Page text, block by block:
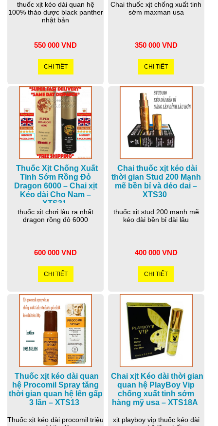
thuốc xịt kéo dài quan hệ
100% thảo dược black panther
nhật bản
550 000 VND
CHI TIẾT
Chai thuốc xịt chống xuất tinh
sớm maxman usa
350 000 VND
CHI TIẾT
Thuốc Xịt Chống Xuất
Tinh Sớm Rồng Đỏ
Dragon 6000 – Chai xịt
Kéo dài Cho Nam –
XTS31
thuốc xịt chơi lâu ra nhất
dragon rồng đỏ 6000
600 000 VND
CHI TIẾT
Chai thuốc xịt kéo dài
thời gian Stud 200 Mạnh
mẽ bền bỉ và dẻo dai –
XTS30
thuốc xịt stud 200 mạnh mẽ
kéo dài bền bỉ dài lâu
400 000 VND
CHI TIẾT
Thuốc xịt kéo dài quan
hệ Procomil Spray tăng
thời gian quan hệ lên gấp
3 lần – XTS13
Thuốc xịt kéo dài procomil triệu
Chai xịt Kéo dài thời gian
quan hệ PlayBoy Vip
chống xuất tinh sớm
hàng mỹ usa – XTS18A
xịt playboy vip thuốc kéo dài